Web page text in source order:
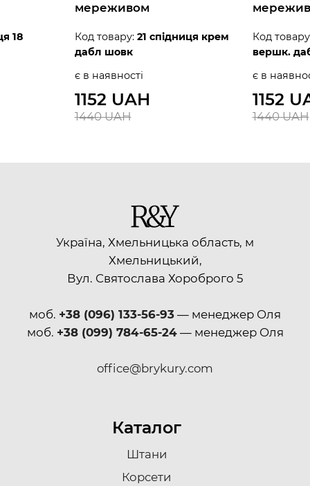
18
мереживом
Код товару: 21 спідниця крем
дабл шовк
є в наявності
1152 UAH
1440 UAH
Код
вершк.
є в
1152
1440 UAH
Україна, Хмельницька область, м
Хмельницький,
Вул. Святослава Хороброго 5
моб. +38 (096) 133-56-93 — менеджер Оля
моб. +38 (099) 784-65-24— менеджер Оля
office@brykury.com
Каталог
Штани
Корсети